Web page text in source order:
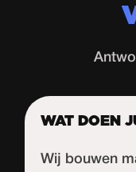
WAT DOEN
Wij bouwen